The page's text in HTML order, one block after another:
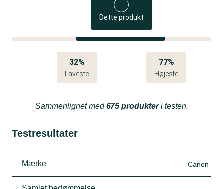
Dette produkt
32%
Laveste
77%
Højeste
Sammenlignet med675 produkteri testen.
Testresultater
Mærke Canon